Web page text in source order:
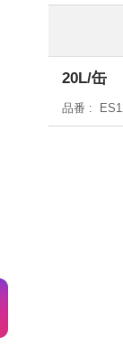
20L/缶
品番